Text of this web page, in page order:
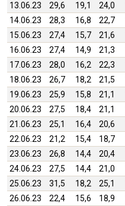
13.06.23
29,6 19,1 24,0
14.06.23
28,3 16,8 22,7
15.06.23
27,4 15,7 21,6
16.06.23
27,4 14,9 21,3
17.06.23
28,0 16,2 22,3
18.06.23
26,7 18,2 21,5
19.06.23
25,9 15,8 21,1
20.06.23
27,5 18,4 21,1
21.06.23
25,1 16,4 20,6
22.06.23
21,2 15,4 18,7
23.06.23
26,8 14,4 20,4
24.06.23
27,5 14,4 21,0
25.06.23
31,5 18,2 25,1
26.06.23
22,4 15,6 18,9